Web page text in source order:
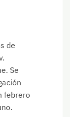
de
Se
febrero